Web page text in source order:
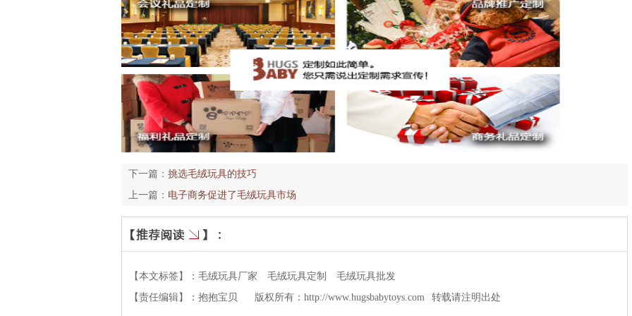
下一篇： 挑选毛绒玩具的技巧
上一篇： 电子商务促进了毛绒玩具市场
【本文标签】： 毛绒玩具厂家 毛绒玩具定制
毛绒玩具批发
【责任编辑】： 抱抱宝贝 版权所有： http://www.hugsbabytoys.com 转载请注明出处